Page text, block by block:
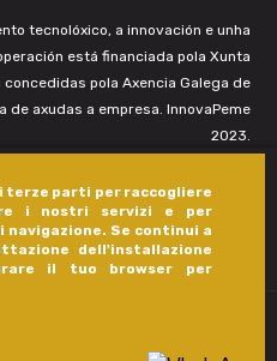
terze parti per raccogliere
i nostri servizi e per
Se continui a
dell'installazione
il tuo browser per
tecnolóxico, a innovación e unha
está financiada pola Xunta
pola Axencia Galega de
axudas a empresa. InnovaPeme
2023.